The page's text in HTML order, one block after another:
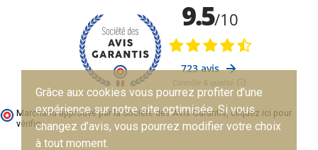
Grâce aux cookies vous pourrez profiter d’une
expérience sur notre site optimisée. Si vous
changez d’avis, vous pourrez modifier votre choix
à tout moment.
Marchand approuvé par la Société des Avis Garantis, cliquez ici pour
vérifier.